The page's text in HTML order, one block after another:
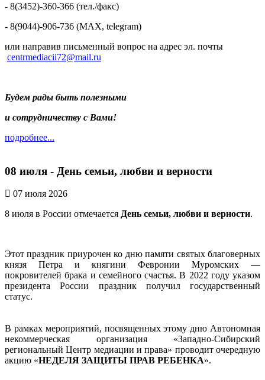
- 8(3452)-360-366 (тел./факс)
- 8(9044)-906-736 (МAX, telegram)
или направив письменный вопрос на адрес эл. почты
centrmediacii72@mail.ru
Будем рады быть полезными
и сотрудничеству с Вами!
подробнее...
08 июля - День семьи, любви и верности
07 июля 2026
8 июля в России отмечается День семьи, любви и верности.
Этот праздник приурочен ко дню памяти святых благоверных
князя Петра и княгини Февронии Муромских —
покровителей брака и семейного счастья. В 2022 году указом
президента России праздник получил государственный
статус.
В рамках мероприятий, посвященных этому дню Автономная
некоммерческая организация «Западно-Сибирский
региональный Центр медиации и права» проводит очередную
акцию «НЕДЕЛЯ ЗАЩИТЫ ПРАВ РЕБЕНКА».